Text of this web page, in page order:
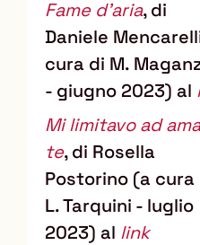
Fame d'aria, di
Daniele
cura di M.
- giugno 2023) al
Mi limitavo ad
te, di Rosella
Postorino (a cura
L. Tarquini - luglio
2023) al link